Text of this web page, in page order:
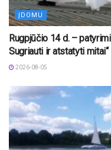
ĮDOMU
Rugpjūčio 14 d. –
Sugriauti ir atstatyti mitai“
2026-08-05